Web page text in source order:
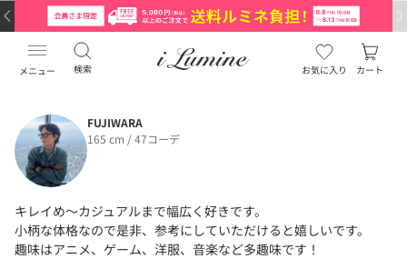
メニュー 検索 お気に入り カート
FUJIWARA
165 cm / 47コーデ
キレイめ〜カジュアルまで幅広く好きです。
小柄な体格なので是非、参考にしていただけると嬉しいです。
趣味はアニメ、ゲーム、洋服、音楽など多趣味です！